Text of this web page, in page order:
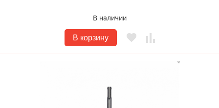
В наличии
В корзину